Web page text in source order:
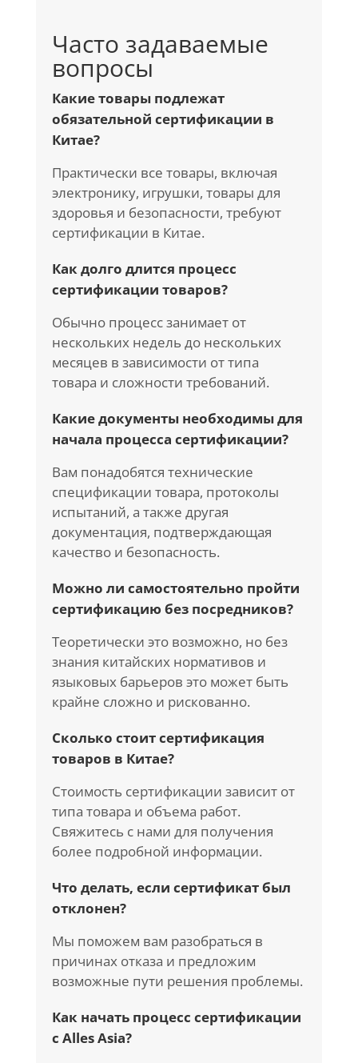
Часто задаваемые
вопросы
Какие товары подлежат
обязательной сертификации в
Китае?
Практически все товары, включая
электронику, игрушки, товары для
здоровья и безопасности, требуют
сертификации в Китае.
Как долго длится процесс
сертификации товаров?
Обычно процесс занимает от
нескольких недель до нескольких
месяцев в зависимости от типа
товара и сложности требований.
Какие документы необходимы для
начала процесса сертификации?
Вам понадобятся технические
спецификации товара, протоколы
испытаний, а также другая
документация, подтверждающая
качество и безопасность.
Можно ли самостоятельно пройти
сертификацию без посредников?
Теоретически это возможно, но без
знания китайских нормативов и
языковых барьеров это может быть
крайне сложно и рискованно.
Сколько стоит сертификация
товаров в Китае?
Стоимость сертификации зависит от
типа товара и объема работ.
Свяжитесь с нами для получения
более подробной информации.
Что делать, если сертификат был
отклонен?
Мы поможем вам разобраться в
причинах отказа и предложим
возможные пути решения проблемы.
Как начать процесс сертификации
с Alles Asia?